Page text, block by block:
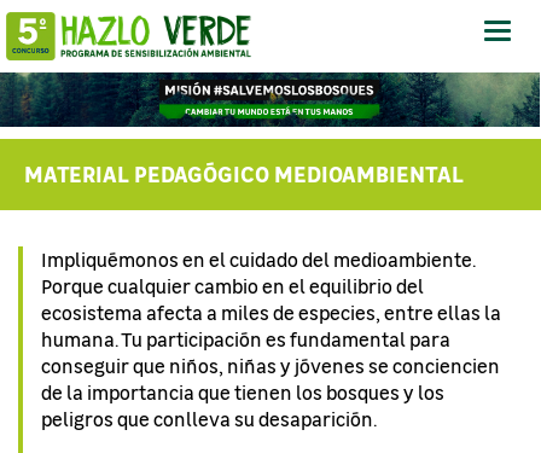
Abrir
Menú
MATERIAL PEDAGÓGICO MEDIOAMBIENTAL
Impliquémonos en el cuidado del medioambiente.
Porque cualquier cambio en el equilibrio del
ecosistema afecta a miles de especies, entre ellas la
humana. Tu participación es fundamental para
conseguir que niños, niñas y jóvenes se conciencien
de la importancia que tienen los bosques y los
peligros que conlleva su desaparición.